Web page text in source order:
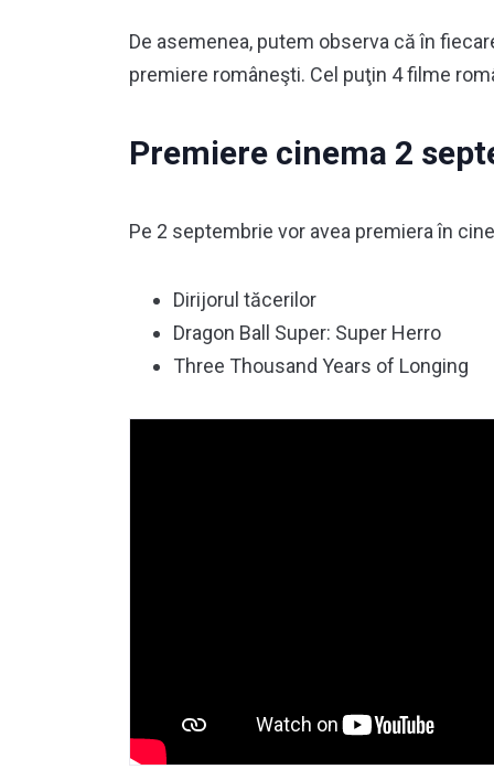
De asemenea, putem observa că în
premiere româneşti. Cel puţin 4 filme
Premiere cinema 2
Pe 2 septembrie vor avea premiera în
Dirijorul tăcerilor
Dragon Ball Super: Super Herro
Three Thousand Years of Longing